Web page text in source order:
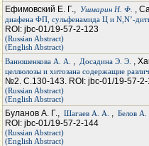
Ефимовский Е. Г., Ушмарин Н. Ф. ,
диафена ФП, сульфенамида Ц и N,N’-
ROI: jbc-01/19-57-2-123
(Russian Abstract)
(English Abstract)
Ванюшенкова А. А.
, Досадина Э. Э. ,
целлюлозы и хитозана содержащие
№2. С.130-143. ROI: jbc-01/19-57-
(Russian Abstract)
(English Abstract)
Буланов А. Г., Шагаев А. А. , Белов А.
ROI: jbc-01/19-57-2-144
(Russian Abstract)
(English Abstract)